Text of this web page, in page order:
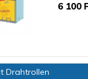
6 100
Drahtrollen